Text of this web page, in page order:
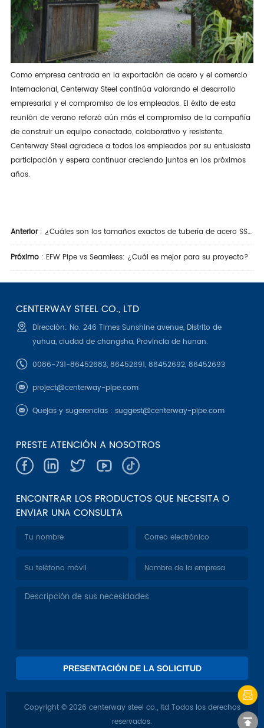
Como empresa centrada en la exportación de acero y el comercio
internacional, Centerway Steel continúa valorando el desarrollo
empresarial y el compromiso de los empleados. El éxito de esta
reunión de verano reforzó aún más el compromiso de la compañía
de construir un equipo conectado, colaborativo y resistente.
Centerway Steel agradece a todos los empleados por su entusiasta
participación y espera continuar creciendo juntos en los próximos
años.
Anterior: ¿Cuáles son los tamaños exactos de tubería de acero SSAW para su próximo proyecto EPC?
Próximo: EFW Pipe vs Seamless: ¿Cuál es mejor para su proyecto?
CENTERWAY STEEL CO., LTD
Dirección: No. 246 Times Sunshine avenue, Distrito de
yuhua, ciudad de changsha, Provincia de hunan.
0086-731-86452683, 86452691, 86452692, 86452693
project@centerway-pipe.com
Quejas y sugerencias :suggest@centerway-pipe.com
PRESTE ATENCIÓN A NOSOTROS
ENCONTRAR LOS PRODUCTOS QUE NECESITA O
ENVIAR UNA CONSULTA
Copyright © 2026 centerway steel co., ltd Todos los derechos
reservados.